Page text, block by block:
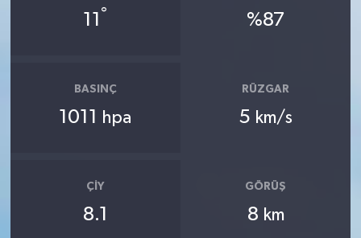
11 ° %87
BASINÇ
1011 hpa
RÜZGAR
5 km/s
ÇIY
8.1
GÖRÜŞ
8 km